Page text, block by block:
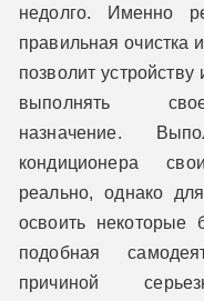
недолго. Именно
правильная очистка
позволит
выполнять
назначение.
кондиционера
реально, однако
освоить некоторые
подобная
причиной